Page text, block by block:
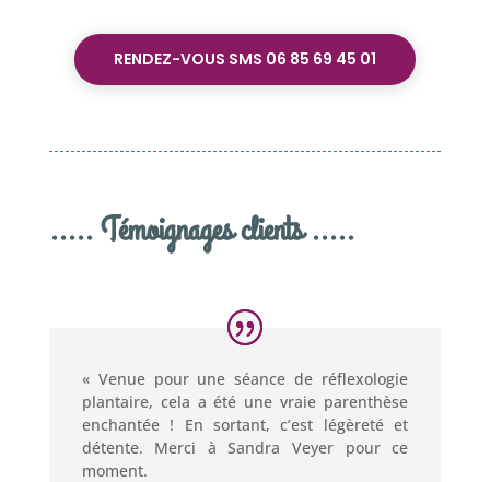
RENDEZ-VOUS SMS 06 85 69 45 01
..... Témoignages clients .....
« Venue pour une séance de réflexologie
plantaire, cela a été une vraie parenthèse
enchantée ! En sortant, c’est légèreté et
détente. Merci à Sandra Veyer pour ce
moment.